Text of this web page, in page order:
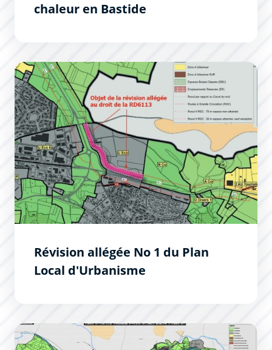
chaleur en Bastide
Révision allégée No 1 du Plan Local d&#039;Urbanisme
Révision allégée No 1 du Plan
Local d'Urbanisme
Les évolutions du Plan Local d&#039;Urbanisme